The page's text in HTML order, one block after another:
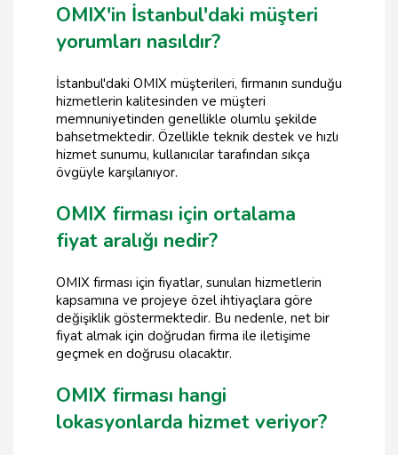
OMIX'in İstanbul'daki müşteri
yorumları nasıldır?
İstanbul'daki OMIX müşterileri, firmanın sunduğu
hizmetlerin kalitesinden ve müşteri
memnuniyetinden genellikle olumlu şekilde
bahsetmektedir. Özellikle teknik destek ve hızlı
hizmet sunumu, kullanıcılar tarafından sıkça
övgüyle karşılanıyor.
OMIX firması için ortalama
fiyat aralığı nedir?
OMIX firması için fiyatlar, sunulan hizmetlerin
kapsamına ve projeye özel ihtiyaçlara göre
değişiklik göstermektedir. Bu nedenle, net bir
fiyat almak için doğrudan firma ile iletişime
geçmek en doğrusu olacaktır.
OMIX firması hangi
lokasyonlarda hizmet veriyor?